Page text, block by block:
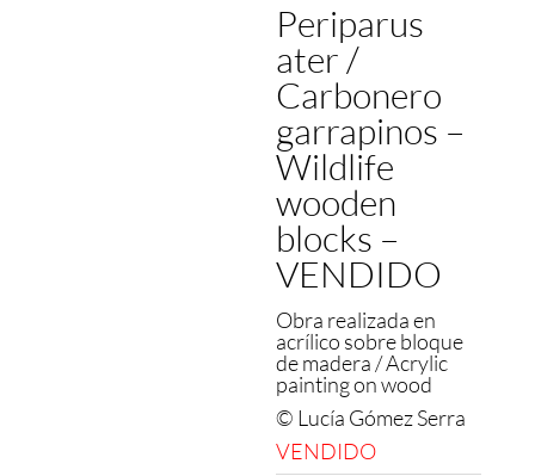
Periparus
ater /
Carbonero
garrapinos –
Wildlife
wooden
blocks –
VENDIDO
Obra realizada en
acrílico sobre bloque
de madera / Acrylic
painting on wood
© Lucía Gómez Serra
VENDIDO